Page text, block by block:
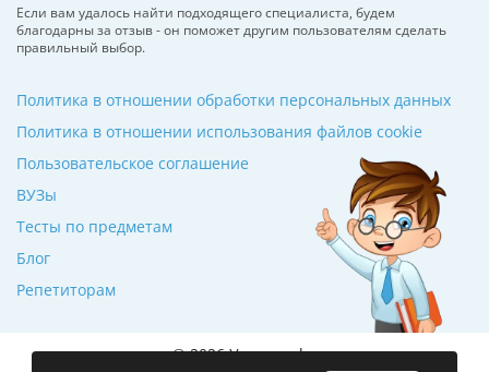
Если вам удалось найти подходящего специалиста, будем
благодарны за отзыв - он поможет другим пользователям сделать
правильный выбор.
ВУЗы
Тесты по предметам
Блог
Репетиторам
Политика в отношении обработки персональных данных
Политика в отношении использования файлов cookie
Пользовательское соглашение
© 2026 Училкин.by